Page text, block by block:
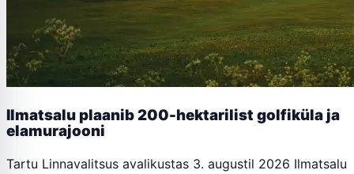
Ilmatsalu plaanib 200-hektarilist golfiküla ja
elamurajooni
Tartu Linnavalitsus avalikustas 3. augustil 2026 Ilmatsalu